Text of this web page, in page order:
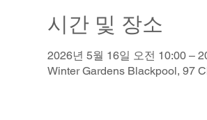
시간 및 장소
2026년 5월 16일 오전 10:00 –
Winter Gardens Blackpool, 97